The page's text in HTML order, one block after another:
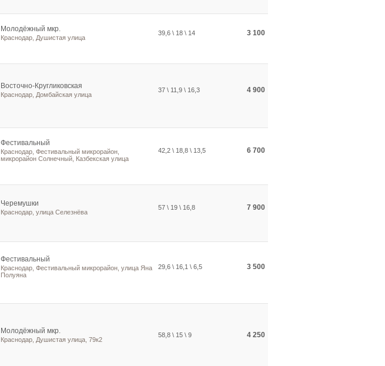
Молодёжный мкр.
Краснодар, Душистая улица
39,6 \ 18 \ 14 3 100
Восточно-Кругликовская
Краснодар, Домбайская улица
37 \ 11,9 \ 16,3 4 900
Фестивальный
Краснодар, Фестивальный микрорайон,
микрорайон Солнечный, Казбекская улица
42,2 \ 18,8 \ 13,5 6 700
Черемушки
Краснодар, улица Селезнёва
57 \ 19 \ 16,8 7 900
Фестивальный
Краснодар, Фестивальный микрорайон, улица Яна
Полуяна
29,6 \ 16,1 \ 6,5 3 500
Молодёжный мкр.
Краснодар, Душистая улица, 79к2
58,8 \ 15 \ 9 4 250